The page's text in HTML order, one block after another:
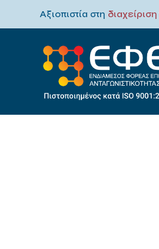
Αξιοπιστία στη διαχείριση